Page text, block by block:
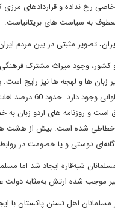
رخ نداده و قراردادهای
معطوف به سیاست های بریتانیاست.
تصویر مثبتی در بین مردم
وجود میراث مشترک فرهنگی
ها و لهجه ها نیز رایج است.
در زبان های
است و روزنامه های اردو زبان
شده است. بیش از هشت
دوستی و یا خصومت در روابط
شبه‌قاره ایجاد شد اما
دولت عمیق از سال 1947 تاکنون حاکم اصلی
اهل تسنن پاکستان با